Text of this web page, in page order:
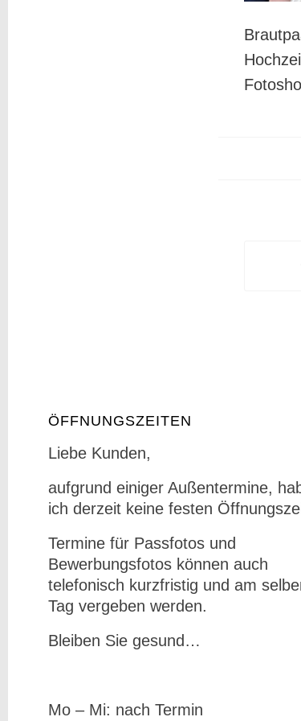
ÖFFNUNGSZEITEN
Liebe Kunden,
aufgrund einiger Außentermine,
ich derzeit keine festen
Termine für Passfotos und
Bewerbungsfotos können auch
telefonisch kurzfristig und am
Tag vergeben werden.
Bleiben Sie gesund…
Mo – Mi: nach Termin